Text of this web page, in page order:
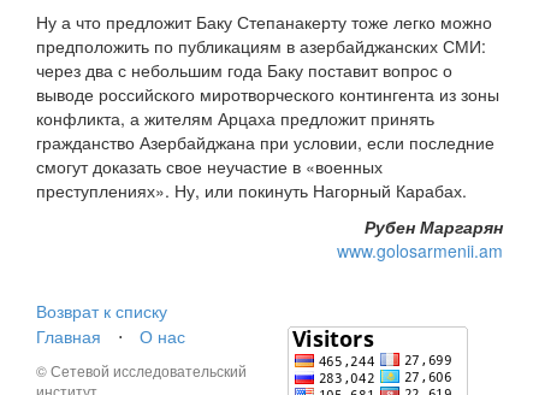
Ну а что предложит Баку Степанакерту тоже легко можно
предположить по публикациям в азербайджанских СМИ:
через два с небольшим года Баку поставит вопрос о
выводе российского миротворческого контингента из зоны
конфликта, а жителям Арцаха предложит принять
гражданство Азербайджана при условии, если последние
смогут доказать свое неучастие в «военных
преступлениях». Ну, или покинуть Нагорный Карабах.
Рубен Маргарян
www.golosarmenii.am
Возврат к списку
Главная
⋅ О нас
© Сетевой исследовательский